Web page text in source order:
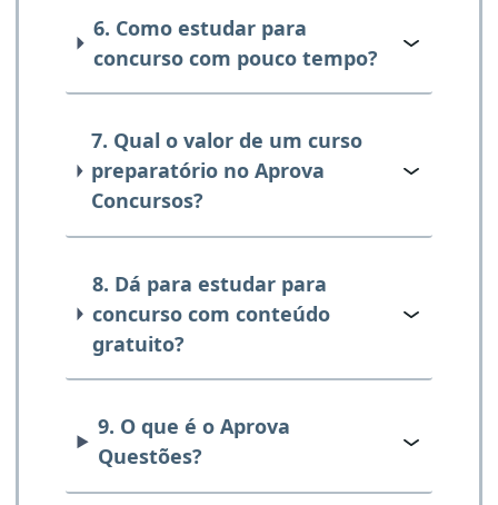
6. Como estudar para
concurso com pouco tempo?
7. Qual o valor de um curso
preparatório no Aprova
Concursos?
8. Dá para estudar para
concurso com conteúdo
gratuito?
9. O que é o Aprova
Questões?